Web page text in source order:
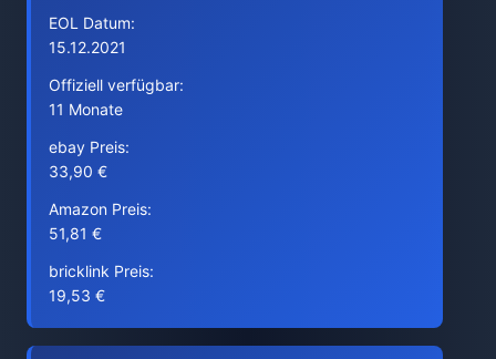
EOL Datum:
15.12.2021
Offiziell verfügbar:
11 Monate
ebay Preis:
33,90 €
Amazon Preis:
51,81 €
bricklink Preis:
19,53 €